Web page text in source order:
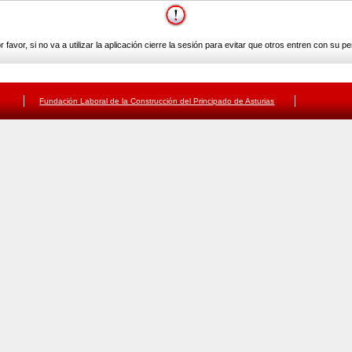
favor, si no va a utilizar la aplicación cierre la sesión para evitar que otros entren con su
Fundación Laboral de la Construcción del Principado de Asturias